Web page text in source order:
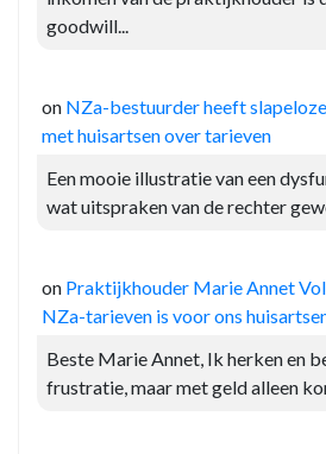
goodwill...
on NZa-bestuurder heeft
met huisartsen over tarieven
Een mooie illustratie van een
wat uitspraken van de rechter
on Praktijkhouder Marie Annet
NZa-tarieven is voor ons
Beste Marie Annet, Ik herken en
frustratie, maar met geld alleen